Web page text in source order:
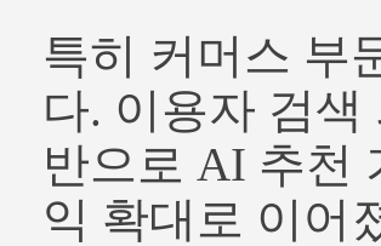
특히 커머스 부
다. 이용자 검
반으로 AI 추천
익 확대로 이어